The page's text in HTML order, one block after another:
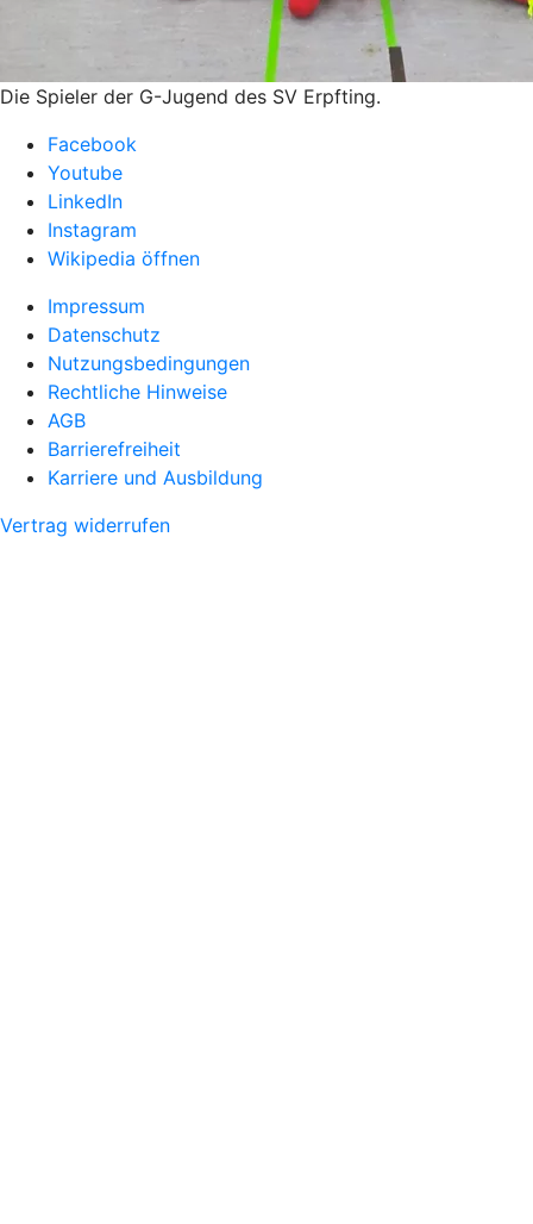
Die Spieler der G-Jugend des SV Erpfting.
Facebook
Youtube
LinkedIn
Instagram
Wikipedia öffnen
Impressum
Datenschutz
Nutzungsbedingungen
Rechtliche Hinweise
AGB
Barrierefreiheit
Karriere und Ausbildung
Vertrag widerrufen